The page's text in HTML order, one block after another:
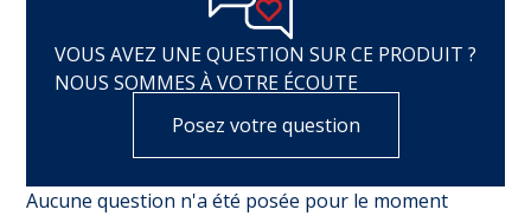
VOUS AVEZ UNE QUESTION SUR CE PRODUIT ?
NOUS SOMMES À VOTRE ÉCOUTE
Posez votre question
Aucune question n'a été posée pour le moment